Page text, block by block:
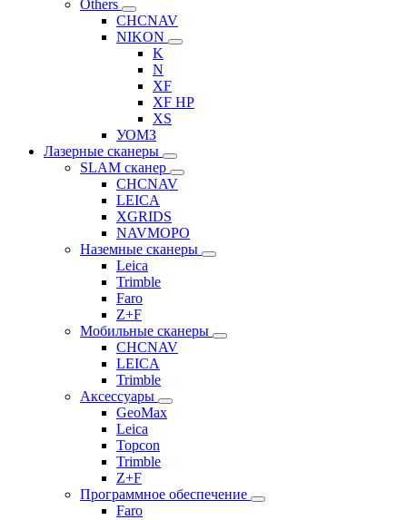
Others
CHCNAV
NIKON
K
N
XF
XF HP
XS
УОМЗ
Лазерные сканеры
SLAM сканер
CHCNAV
LEICA
XGRIDS
NAVMOPO
Наземные сканеры
Leica
Trimble
Faro
Z+F
Мобильные сканеры
CHCNAV
LEICA
Trimble
Аксессуары
GeoMax
Leica
Topcon
Trimble
Z+F
Программное обеспечение
Faro